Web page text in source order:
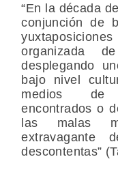
“En la década
conjunción de
organizada
desplegando
bajo nivel
medios de
encontrados o
las malas
extravagante
descontentas”